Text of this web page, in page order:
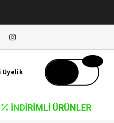
Üyelik
İNDIRIMLI ÜRÜNLER